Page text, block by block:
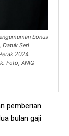
bonus
Datuk Seri
2024
Foto, ANIQ
pemberian
bulan gaji